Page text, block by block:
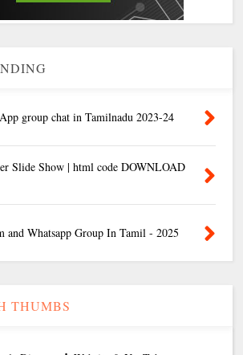
group chat in Tamilnadu 2023-24
Slide Show | html code DOWNLOAD
and Whatsapp Group In Tamil - 2025
THUMBS